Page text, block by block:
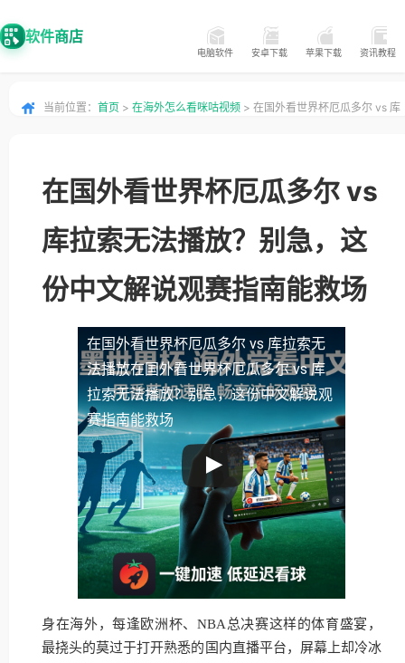
软件商店
电脑软件 安卓下载 苹果下载 资讯教程
当前位置： 首页 > 在海外怎么看咪咕视频 > 在国外看世界杯厄瓜多尔 vs 库
在国外看世界杯厄瓜多尔 vs
库拉索无法播放？别急，这
份中文解说观赛指南能救场
在国外看世界杯厄瓜多尔 vs 库拉索无
法播放在国外看世界杯厄瓜多尔 vs 库
拉索无法播放？别急，这份中文解说观
赛指南能救场
身在海外，每逢欧洲杯、NBA总决赛这样的体育盛宴，
最挠头的莫过于打开熟悉的国内直播平台，屏幕上却冷冰